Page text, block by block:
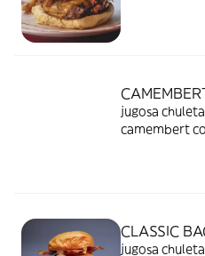
jugosa
camembert
CLASSIC
jugosa